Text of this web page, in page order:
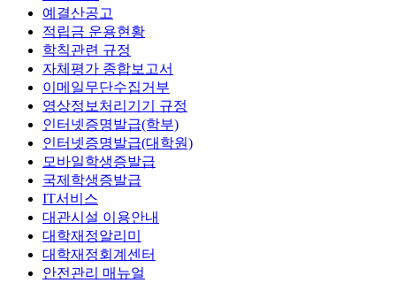
예결산공고
적립금 운용현황
학칙관련 규정
자체평가 종합보고서
이메일무단수집거부
영상정보처리기기 규정
인터넷증명발급(학부)
인터넷증명발급(대학원)
모바일학생증발급
국제학생증발급
IT서비스
대관시설 이용안내
대학재정알리미
대학재정회계센터
안전관리 매뉴얼